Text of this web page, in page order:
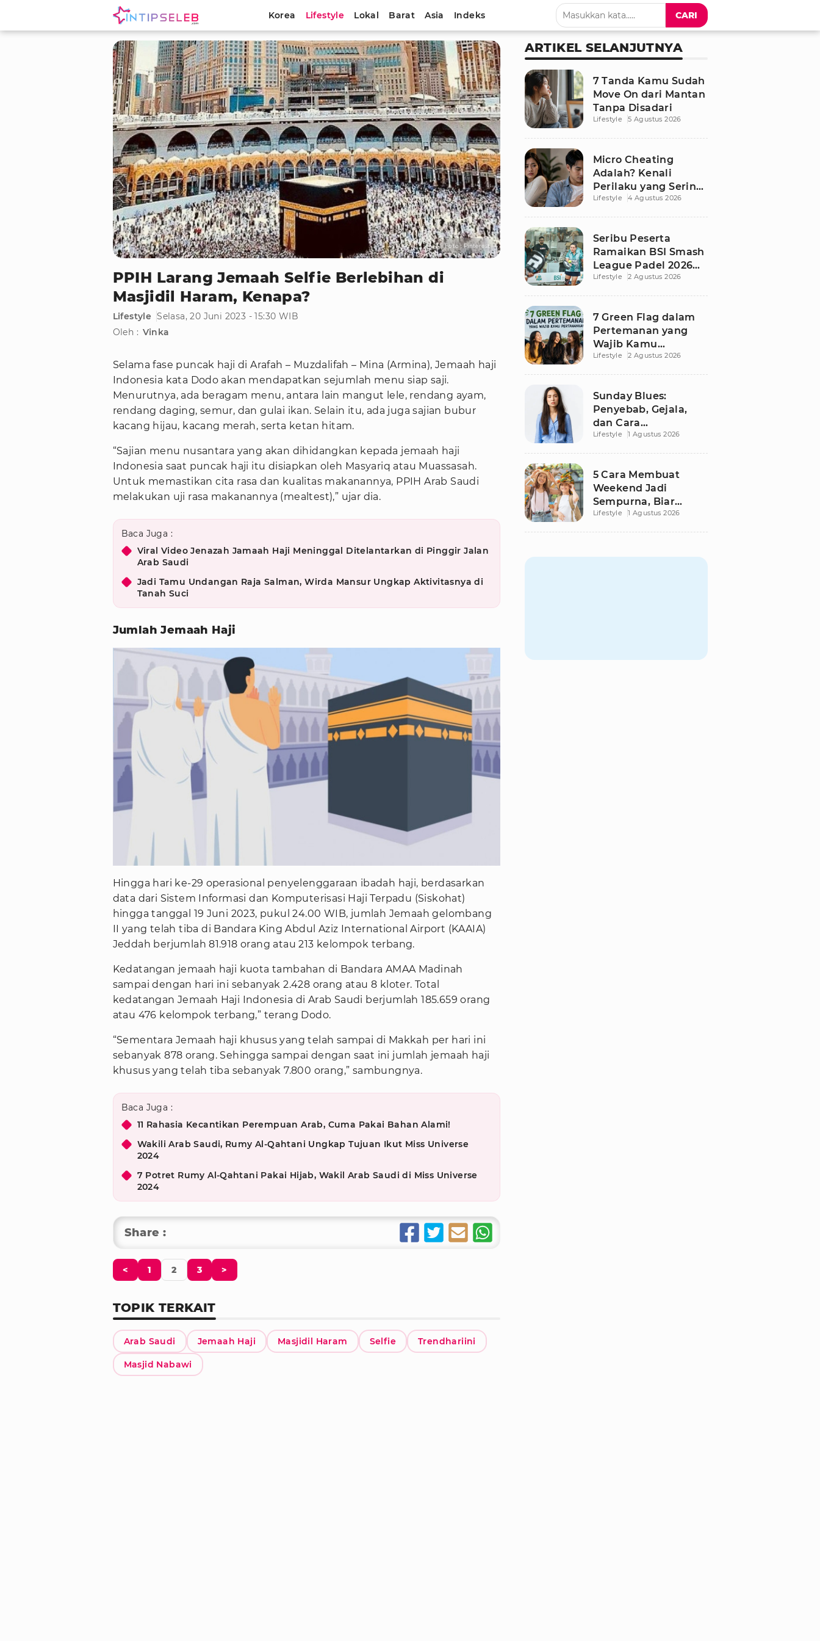
Korea Lifestyle Lokal Barat Asia Indeks CARI
Foto : Pinterest
PPIH Larang Jemaah Selfie Berlebihan di
Masjidil Haram, Kenapa?
Lifestyle Selasa, 20 Juni 2023 - 15:30 WIB
Oleh : Vinka
Selama fase puncak haji di Arafah – Muzdalifah – Mina (Armina), Jemaah haji
Indonesia kata Dodo akan mendapatkan sejumlah menu siap saji.
Menurutnya, ada beragam menu, antara lain mangut lele, rendang ayam,
rendang daging, semur, dan gulai ikan. Selain itu, ada juga sajian bubur
kacang hijau, kacang merah, serta ketan hitam.
“Sajian menu nusantara yang akan dihidangkan kepada jemaah haji
Indonesia saat puncak haji itu disiapkan oleh Masyariq atau Muassasah.
Untuk memastikan cita rasa dan kualitas makanannya, PPIH Arab Saudi
melakukan uji rasa makanannya (mealtest),” ujar dia.
Baca Juga :
Viral Video Jenazah Jamaah Haji Meninggal Ditelantarkan di Pinggir Jalan
Arab Saudi
Jadi Tamu Undangan Raja Salman, Wirda Mansur Ungkap Aktivitasnya di
Tanah Suci
Jumlah Jemaah Haji
Hingga hari ke-29 operasional penyelenggaraan ibadah haji, berdasarkan
data dari Sistem Informasi dan Komputerisasi Haji Terpadu (Siskohat)
hingga tanggal 19 Juni 2023, pukul 24.00 WIB, jumlah Jemaah gelombang
II yang telah tiba di Bandara King Abdul Aziz International Airport (KAAIA)
Jeddah berjumlah 81.918 orang atau 213 kelompok terbang.
Kedatangan jemaah haji kuota tambahan di Bandara AMAA Madinah
sampai dengan hari ini sebanyak 2.428 orang atau 8 kloter. Total
kedatangan Jemaah Haji Indonesia di Arab Saudi berjumlah 185.659 orang
atau 476 kelompok terbang,” terang Dodo.
“Sementara Jemaah haji khusus yang telah sampai di Makkah per hari ini
sebanyak 878 orang. Sehingga sampai dengan saat ini jumlah jemaah haji
khusus yang telah tiba sebanyak 7.800 orang,” sambungnya.
Baca Juga :
11 Rahasia Kecantikan Perempuan Arab, Cuma Pakai Bahan Alami!
Wakili Arab Saudi, Rumy Al-Qahtani Ungkap Tujuan Ikut Miss Universe
2024
7 Potret Rumy Al-Qahtani Pakai Hijab, Wakil Arab Saudi di Miss Universe
2024
Share :
< 1 2 3 >
TOPIK TERKAIT
Arab Saudi Jemaah Haji Masjidil Haram Selfie Trendhariini
Masjid Nabawi
ARTIKEL SELANJUTNYA
7 Tanda Kamu Sudah
Move On dari Mantan
Tanpa Disadari
Lifestyle 5 Agustus 2026
Micro Cheating
Adalah? Kenali
Perilaku yang Sering
Tak Disadari dalam
Lifestyle 4 Agustus 2026
Seribu Peserta
Ramaikan BSI Smash
League Padel 2026
Besutan RANS
Lifestyle 2 Agustus 2026
7 Green Flag dalam
Pertemanan yang
Wajib Kamu
Pertahankan, Bikin
Lifestyle 2 Agustus 2026
Sunday Blues:
Penyebab, Gejala,
dan Cara
Mengatasinya agar
Lifestyle 1 Agustus 2026
5 Cara Membuat
Weekend Jadi
Sempurna, Biar
Pikiran Fresh dan
Lifestyle 1 Agustus 2026